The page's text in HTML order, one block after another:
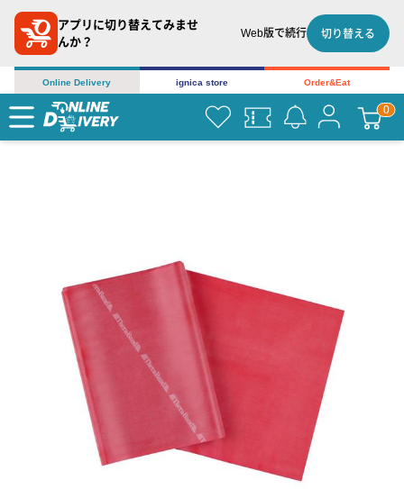
アプリに切り替えてみませ
んか？
Web版で続行 切り替える
Online Delivery ignica store Order&Eat